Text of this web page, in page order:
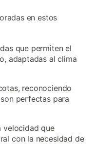
en estos
que permiten el
adaptadas al clima
reconociendo
perfectas para
velocidad que
con la necesidad de